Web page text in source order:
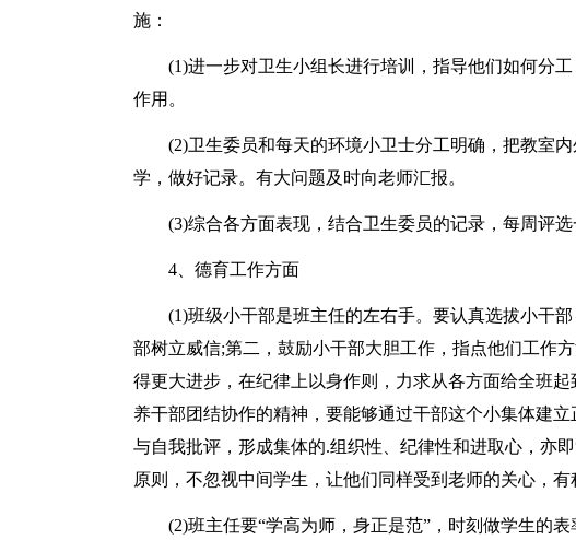
施：
(1)进一步对卫生小组长进行培训，指导他们如何分工
作用。
(2)卫生委员和每天的环境小卫士分工明确，把教室内
学，做好记录。有大问题及时向老师汇报。
(3)综合各方面表现，结合卫生委员的记录，每周评选
4、德育工作方面
(1)班级小干部是班主任的左右手。要认真选拔小干部
部树立威信;第二，鼓励小干部大胆工作，指点他们工作
得更大进步，在纪律上以身作则，力求从各方面给全班
养干部团结协作的精神，要能够通过干部这个小集体建
与自我批评，形成集体的.组织性、纪律性和进取心，亦
原则，不忽视中间学生，让他们同样受到老师的关心，
(2)班主任要“学高为师，身正是范”，时刻做学生的表